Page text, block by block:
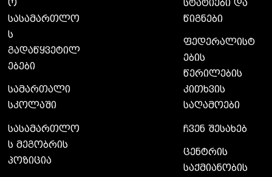
ო
სასამართლო
ს
გადაწყვეტილ
ებები
სამართალი
სკოლაში
სასამართლო
ს მეგობრის
პოზიცია
სტატიები და
წიგნები
ფედერალისტ
ების
წერილების
კითხვის
საღამოები
ჩვენ შესახებ
ცენტრის
საქმიანობის